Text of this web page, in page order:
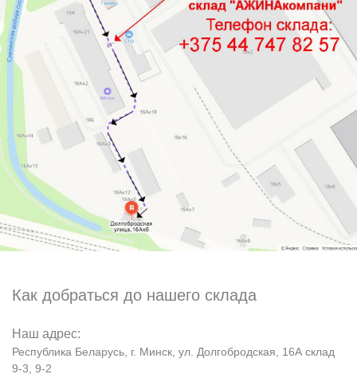
Как добраться до нашего склада
Наш адрес:
Республика Беларусь, г. Минск, ул. Долгобродская, 16А склад
9-3, 9-2